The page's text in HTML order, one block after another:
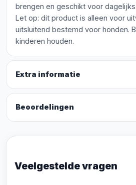
brengen en geschikt voor
Let op: dit product is alleen voor
uitsluitend bestemd voor honden.
kinderen houden.
Extra informatie
Beoordelingen
Veelgestelde vragen